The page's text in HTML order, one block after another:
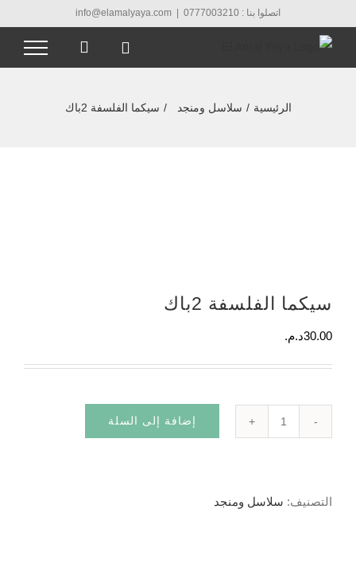
اتصلوا بنا : 0777003210 info@elamalyaya.com
الرئيسية / سلاسل ومنجد / سيكما الفلسفة 2باك
سيكما الفلسفة 2باك
30.00د.م.
2باك
إضافة إلى السلة
التصنيف: سلاسل ومنجد